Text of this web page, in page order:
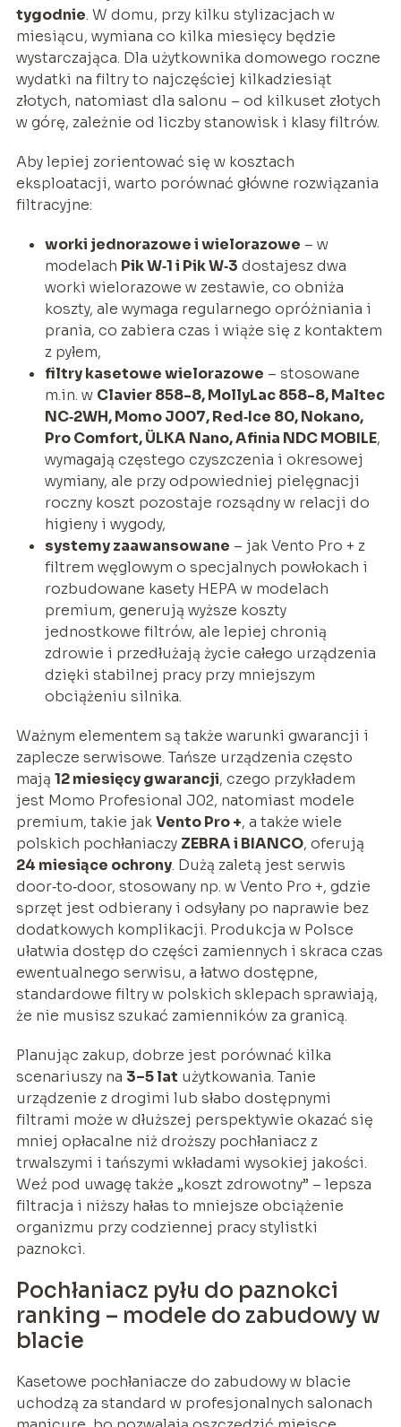
tygodnie. W domu, przy kilku stylizacjach w
miesiącu, wymiana co kilka miesięcy będzie
wystarczająca. Dla użytkownika domowego roczne
wydatki na filtry to najczęściej kilkadziesiąt
złotych, natomiast dla salonu – od kilkuset złotych
w górę, zależnie od liczby stanowisk i klasy filtrów.
Aby lepiej zorientować się w kosztach
eksploatacji, warto porównać główne rozwiązania
filtracyjne:
worki jednorazowe i wielorazowe – w
modelach Pik W‑1 i Pik W‑3 dostajesz dwa
worki wielorazowe w zestawie, co obniża
koszty, ale wymaga regularnego opróżniania i
prania, co zabiera czas i wiąże się z kontaktem
z pyłem,
filtry kasetowe wielorazowe – stosowane
m.in. w Clavier 858-8, MollyLac 858-8, Maltec
NC‑2WH, Momo J007, Red‑Ice 80, Nokano,
Pro Comfort, ÜLKA Nano, Afinia NDC MOBILE,
wymagają częstego czyszczenia i okresowej
wymiany, ale przy odpowiedniej pielęgnacji
roczny koszt pozostaje rozsądny w relacji do
higieny i wygody,
systemy zaawansowane – jak Vento Pro + z
filtrem węglowym o specjalnych powłokach i
rozbudowane kasety HEPA w modelach
premium, generują wyższe koszty
jednostkowe filtrów, ale lepiej chronią
zdrowie i przedłużają życie całego urządzenia
dzięki stabilnej pracy przy mniejszym
obciążeniu silnika.
Ważnym elementem są także warunki gwarancji i
zaplecze serwisowe. Tańsze urządzenia często
mają 12 miesięcy gwarancji, czego przykładem
jest Momo Profesional J02, natomiast modele
premium, takie jakVento Pro +, a także wiele
polskich pochłaniaczy ZEBRA i BIANCO, oferują
24 miesiące ochrony. Dużą zaletą jest serwis
door‑to‑door, stosowany np. w Vento Pro +, gdzie
sprzęt jest odbierany i odsyłany po naprawie bez
dodatkowych komplikacji. Produkcja w Polsce
ułatwia dostęp do części zamiennych i skraca czas
ewentualnego serwisu, a łatwo dostępne,
standardowe filtry w polskich sklepach sprawiają,
że nie musisz szukać zamienników za granicą.
Planując zakup, dobrze jest porównać kilka
scenariuszy na 3–5 lat użytkowania. Tanie
urządzenie z drogimi lub słabo dostępnymi
filtrami może w dłuższej perspektywie okazać się
mniej opłacalne niż droższy pochłaniacz z
trwalszymi i tańszymi wkładami wysokiej jakości.
Weź pod uwagę także „koszt zdrowotny” – lepsza
filtracja i niższy hałas to mniejsze obciążenie
organizmu przy codziennej pracy stylistki
paznokci.
Pochłaniacz pyłu do paznokci
ranking – modele do zabudowy w
blacie
Kasetowe pochłaniacze do zabudowy w blacie
uchodzą za standard w profesjonalnych salonach